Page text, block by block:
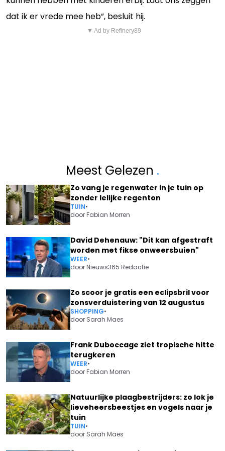
dat ik er vrede mee heb”, besluit hij.
▼ Ad by Refinery89
Meest Gelezen .
Zo vang je regenwater in je tuin op
zonder lelijke regenton
TUIN•
doorFabian Morren
David Dehenauw: "Dit kan afgestraft
worden met fikse onweersbuien"
WEER•
doorNieuws365 Redactie
Zo scoor je gratis een eclipsbril voor
zonsverduistering van 12 augustus
SHOPPING•
door Sarah Maes
Frank Duboccage ziet tropische hitte
terugkeren
WEER•
doorFabian Morren
Natuurlijke plaagbestrijders: zo lok je
lieveheersbeestjes en vogels naar je
tuin
TUIN•
door Sarah Maes